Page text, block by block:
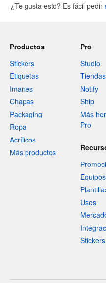
¿Te gusta esto? Es fácil pedir
Productos
Stickers
Etiquetas
Imanes
Chapas
Packaging
Ropa
Acrílicos
Más productos
Pro
Studio
Tiendas
Notify
Ship
Más
Pro
Equipos
Usos